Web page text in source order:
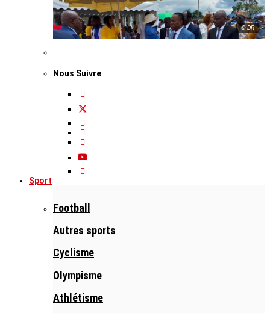
© DR
Nous Suivre
Sport
Football
Autres sports
Cyclisme
Olympisme
Athlétisme